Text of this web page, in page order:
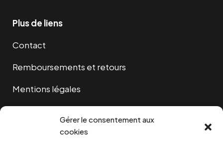
Gérer le consentement aux
cookies
Plus de liens
Contact
Remboursements et retours
Mentions légales